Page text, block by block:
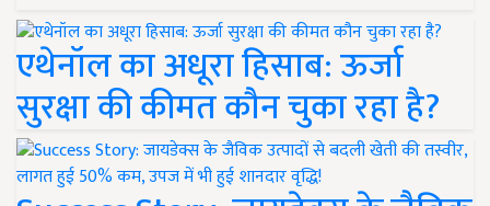
एथेनॉल का अधूरा हिसाब: ऊर्जा
सुरक्षा की कीमत कौन चुका रहा है?
Success Story: जायडेक्स के जैविक